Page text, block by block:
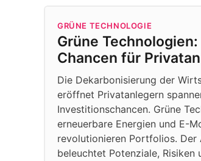
GRÜNE TECHNOLOGIE
Grüne Technologien:
Chancen für
Die Dekarbonisierung der
eröffnet Privatanlegern
Investitionschancen. Grüne
erneuerbare Energien und E-
revolutionieren Portfolios. Der
beleuchtet Potenziale, Risiken